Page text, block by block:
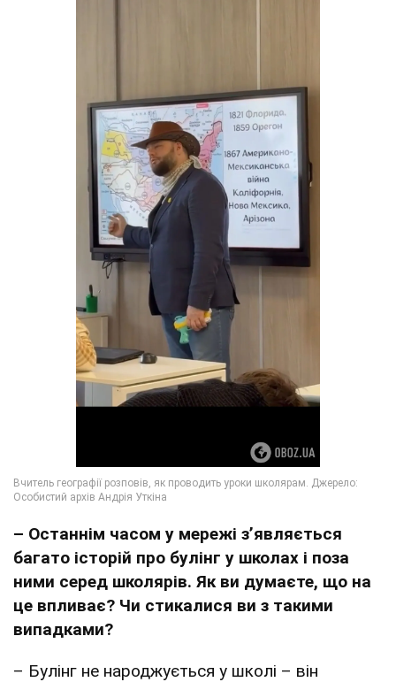
– Останнім часом у мережі зʼявляється
багато історій про булінг у школах і поза
ними серед школярів. Як ви думаєте, що на
це впливає? Чи стикалися ви з такими
випадками?
– Булінг не народжується у школі – він